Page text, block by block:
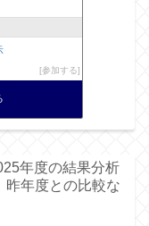
参加する
年度の結果分析
昨年度との比較な